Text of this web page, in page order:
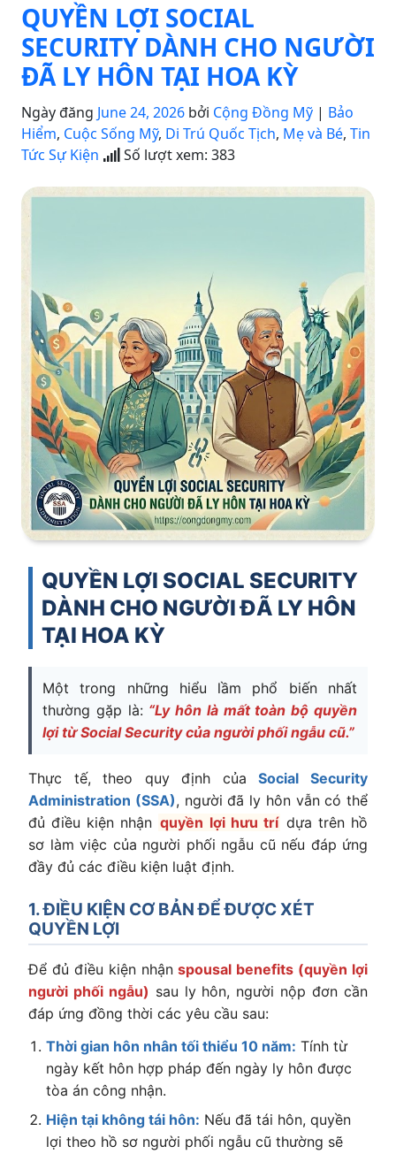
QUYỀN LỢI SOCIAL
SECURITY DÀNH CHO NGƯỜI
ĐÃ LY HÔN TẠI HOA KỲ
Ngày đăng June 24, 2026 bởi Cộng Đồng Mỹ | Bảo
Hiểm, Cuộc Sống Mỹ, Di Trú Quốc Tịch, Mẹ và Bé, Tin
Tức Sự Kiện
Số lượt xem: 383
QUYỀN LỢI SOCIAL SECURITY
DÀNH CHO NGƯỜI ĐÃ LY HÔN
TẠI HOA KỲ
Một trong những hiểu lầm phổ biến nhất
thường gặp là: “Ly hôn là mất toàn bộ quyền
lợi từ Social Security của người phối ngẫu cũ.”
Thực tế, theo quy định củaSocial Security
Administration (SSA), người đã ly hôn vẫn có thể
đủ điều kiện nhận quyền lợi hưu trí dựa trên hồ
sơ làm việc của người phối ngẫu cũ nếu đáp ứng
đầy đủ các điều kiện luật định.
1. ĐIỀU KIỆN CƠ BẢN ĐỂ ĐƯỢC XÉT
QUYỀN LỢI
Để đủ điều kiện nhậnspousal benefits (quyền lợi
người phối ngẫu) sau ly hôn, người nộp đơn cần
đáp ứng đồng thời các yêu cầu sau:
Thời gian hôn nhân tối thiểu 10 năm: Tính từ
ngày kết hôn hợp pháp đến ngày ly hôn được
tòa án công nhận.
Hiện tại không tái hôn: Nếu đã tái hôn, quyền
lợi theo hồ sơ người phối ngẫu cũ thường sẽ